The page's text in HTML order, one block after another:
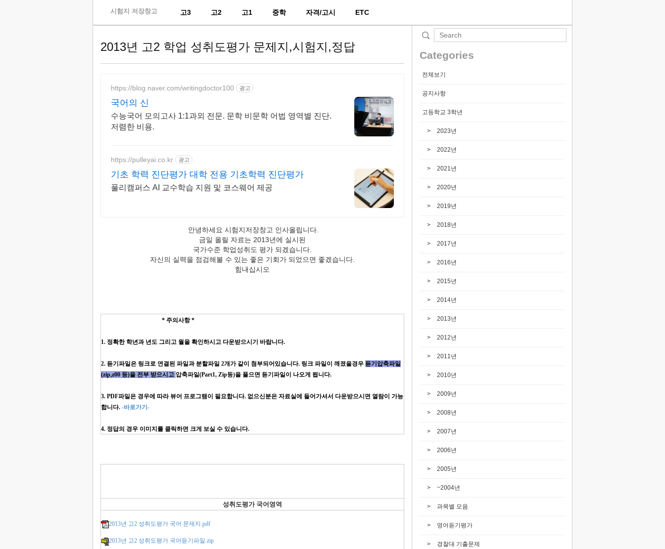
시험지 저장창고 고3 고2 고1 중학 자격/고시 ETC
2013년 고2 학업 성취도평가 문제지,시험지,정답
https://blog.naver.com/writingdoctor100 광고
국어의 신
수능국어 모의고사 1:1과외 전문. 문학 비문학 어법 영역별 진단.
저렴한 비용.
https://pulleyai.co.kr 광고
기초 학력 진단평가 대학 전용 기초학력 진단평가
풀리캠퍼스 AI 교수학습 지원 및 코스웨어 제공
안녕하세요 시험지저장창고 인사올립니다.
금일 올릴 자료는 2013년에 실시된
국가수준 학업성취도 평가 되겠습니다.
자신의 실력을 점검해볼 수 있는 좋은 기회가 되었으면 좋겠습니다.
힘내십시오
* 주의사항 *
1. 정확한 학년과 년도 그리고 월을 확인하시고 다운받으시기 바랍니다.
2. 듣기파일은 링크로 연결된 파일과 분할파일 2개가 같이 첨부되어있습니다. 링크 파일이 깨졌을경우 듣기압축파일
(zip,z00 등)을 전부 받으시고 압축파일(Part1, Zip등)을 풀으면 듣기파일이 나오게 됩니다.
3. PDF파일은 경우에 따라 뷰어 프로그램이 필요합니다. 없으신분은 자료실에 들어가셔서 다운받으시면 열람이 가능
합니다.-바로가기-
4. 정답의 경우 이미지를 클릭하면 크게 보실 수 있습니다.
성취도평가 국어영역
2013년 고2 성취도평가 국어 문제지.pdf
2013년 고2 성취도평가 국어듣기파일.zip
Categories
전체보기
공지사항
고등학교 3학년
2023년
2022년
2021년
2020년
2019년
2018년
2017년
2016년
2015년
2014년
2013년
2012년
2011년
2010년
2009년
2008년
2007년
2006년
2005년
~2004년
과목별 모음
영어듣기평가
경찰대 기출문제